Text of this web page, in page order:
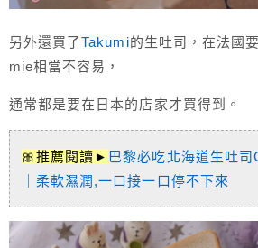
另外還買了Takumi的生吐司，在法國
mie相當不容易，
通常都是要在日本的店家才買得到。
🎀推薦閱讀► 巴黎必吃北海道生吐
｜柔軟濕潤,一口接一口停不下來